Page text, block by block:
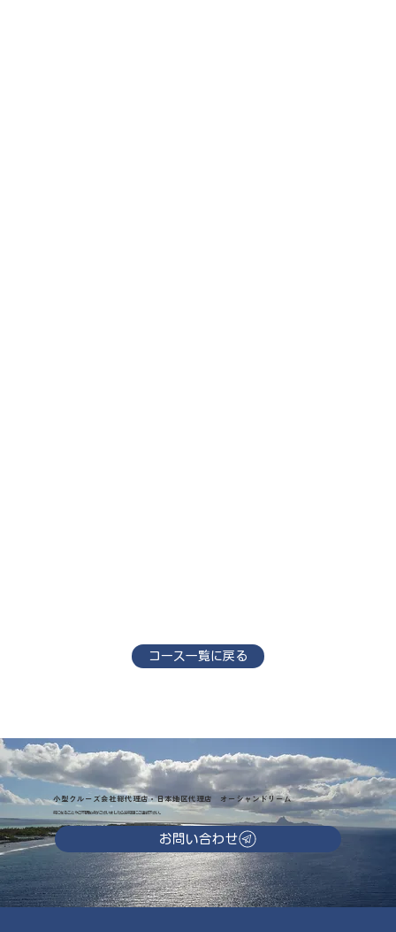
コース一覧に戻る
小型クルーズ会社総代理店・日本地区代理店 オーシャンドリーム
気になることやご不明な点がございましたらお気軽にご連絡下さい。
お問い合わせ